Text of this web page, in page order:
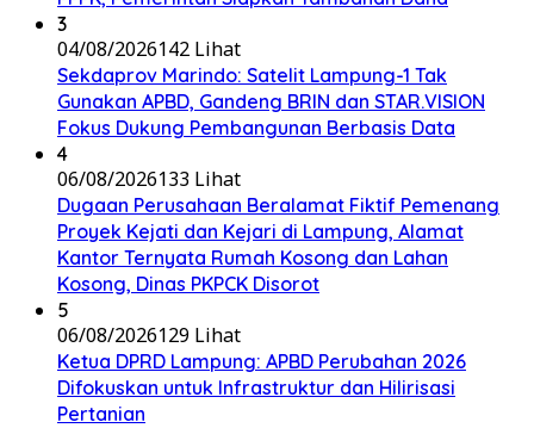
3
04/08/2026142 Lihat
Sekdaprov Marindo: Satelit Lampung-1 Tak
Gunakan APBD, Gandeng BRIN dan STAR.VISION
Fokus Dukung Pembangunan Berbasis Data
4
06/08/2026133 Lihat
Dugaan Perusahaan Beralamat Fiktif Pemenang
Proyek Kejati dan Kejari di Lampung, Alamat
Kantor Ternyata Rumah Kosong dan Lahan
Kosong, Dinas PKPCK Disorot
5
06/08/2026129 Lihat
Ketua DPRD Lampung: APBD Perubahan 2026
Difokuskan untuk Infrastruktur dan Hilirisasi
Pertanian